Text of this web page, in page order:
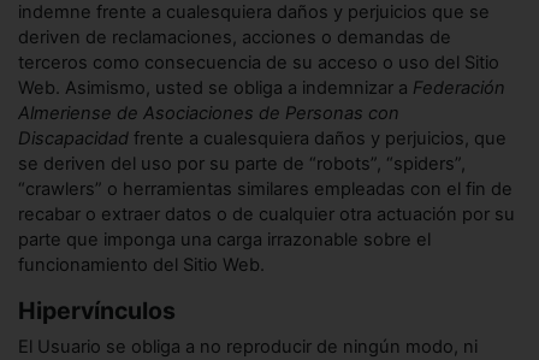
indemne frente a cualesquiera daños y perjuicios que se
deriven de reclamaciones, acciones o demandas de
terceros como consecuencia de su acceso o uso del Sitio
Web. Asimismo, usted se obliga a indemnizar a Federación
Almeriense de Asociaciones de Personas con
Discapacidad frente a cualesquiera daños y perjuicios, que
se deriven del uso por su parte de “robots”, “spiders”,
“crawlers” o herramientas similares empleadas con el fin de
recabar o extraer datos o de cualquier otra actuación por su
parte que imponga una carga irrazonable sobre el
funcionamiento del Sitio Web.
Hipervínculos
El Usuario se obliga a no reproducir de ningún modo, ni